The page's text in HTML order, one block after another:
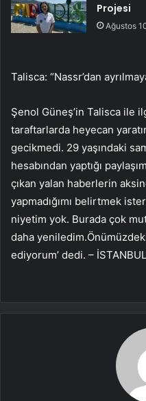
Projesi
Ağustos
Talisca: “Nassr’dan
Şenol Güneş’in Talisca ile
taraftarlarda heyecan
gecikmedi. 29 yaşındaki
hesabından yaptığı
çıkan yalan haberlerin
yapmadığımı belirtmek
niyetim yok. Burada çok
daha
ediyorum’ dedi. – İSTANBUL